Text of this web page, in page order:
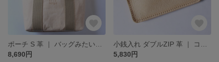
8,690円
5,830円